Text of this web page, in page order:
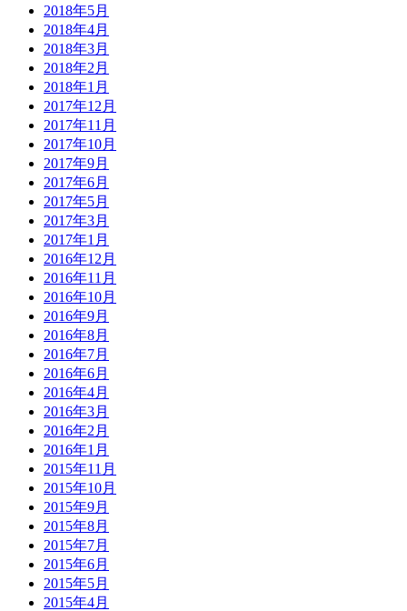
2018年5月
2018年4月
2018年3月
2018年2月
2018年1月
2017年12月
2017年11月
2017年10月
2017年9月
2017年6月
2017年5月
2017年3月
2017年1月
2016年12月
2016年11月
2016年10月
2016年9月
2016年8月
2016年7月
2016年6月
2016年4月
2016年3月
2016年2月
2016年1月
2015年11月
2015年10月
2015年9月
2015年8月
2015年7月
2015年6月
2015年5月
2015年4月